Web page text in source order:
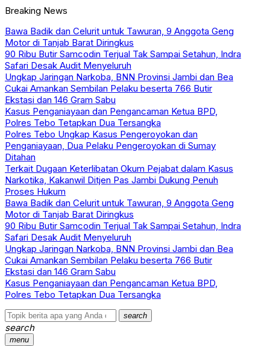
Breaking News
Bawa Badik dan Celurit untuk Tawuran, 9 Anggota Geng
Motor di Tanjab Barat Diringkus
90 Ribu Butir Samcodin Terjual Tak Sampai Setahun, Indra
Safari Desak Audit Menyeluruh
Ungkap Jaringan Narkoba, BNN Provinsi Jambi dan Bea
Cukai Amankan Sembilan Pelaku beserta 766 Butir
Ekstasi dan 146 Gram Sabu
Kasus Penganiayaan dan Pengancaman Ketua BPD,
Polres Tebo Tetapkan Dua Tersangka
Polres Tebo Ungkap Kasus Pengeroyokan dan
Penganiayaan, Dua Pelaku Pengeroyokan di Sumay
Ditahan
Terkait Dugaan Keterlibatan Okum Pejabat dalam Kasus
Narkotika, Kakanwil Ditjen Pas Jambi Dukung Penuh
Proses Hukum
Bawa Badik dan Celurit untuk Tawuran, 9 Anggota Geng
Motor di Tanjab Barat Diringkus
90 Ribu Butir Samcodin Terjual Tak Sampai Setahun, Indra
Safari Desak Audit Menyeluruh
Ungkap Jaringan Narkoba, BNN Provinsi Jambi dan Bea
Cukai Amankan Sembilan Pelaku beserta 766 Butir
Ekstasi dan 146 Gram Sabu
Kasus Penganiayaan dan Pengancaman Ketua BPD,
Polres Tebo Tetapkan Dua Tersangka
search
search
menu